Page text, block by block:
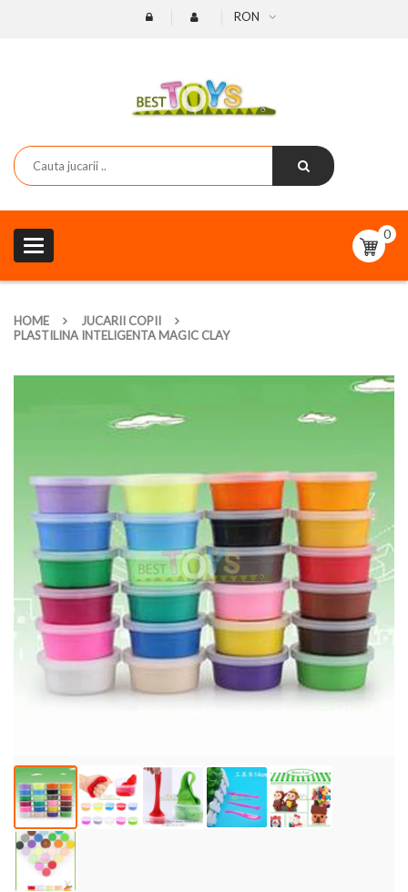
RON
Toggle
navigation
0
HOME
JUCARII COPII
PLASTILINA INTELIGENTA MAGIC CLAY